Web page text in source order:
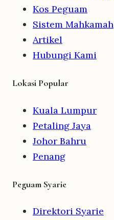
Kos Peguam
Sistem Mahkamah
Artikel
Hubungi Kami
Lokasi Popular
Kuala Lumpur
Petaling Jaya
Johor Bahru
Penang
Peguam Syarie
Direktori Syarie